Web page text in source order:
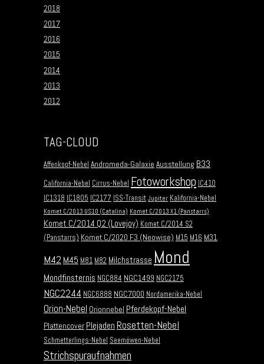
2018
2017
2016
2015
2014
2013
2012
TAG-CLOUD
Affenkopf-Nebel Andromeda-Galaxie Ausstellung B33
California-Nebel Cirrus-Nebel Fotoworkshop IC410
IC1318 IC1805 IC2177 ISS-Transit Jupiter Kalifornia-Nebel
Komet C/2013 US10 (Catalina) Komet C/2013 X1 (Panstarrs)
Komet C/2014 Q2 (Lovejoy) Komet C/2014 S2
(Panstarrs) Komet C/2020 F3 (Neowise) M15 M16 M31
M42 M45 M81 M82 Milchstrasse Mond
Mondfinsternis NGC884 NGC1499 NGC2175
NGC2244 NGC6888 NGC7000 Nordamerika-Nebel
Orion-Nebel Orionnebel Pferdekopf-Nebel
Plattencover Plejaden Rosetten-Nebel
Schmetterlings-Nebel Seemöwen-Nebel
Strichspuraufnahmen